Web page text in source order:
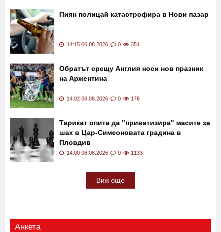
Пиян полицай катастрофира в Нови пазар
14:15 06.08.2026 0 351
Обратът срещу Англия носи нов празник
на Аржентина
14:02 06.08.2026 0 176
Тарикат опита да "приватизира" масите за
шах в Цар-Симеоновата градина в
Пловдив
14:00 06.08.2026 0 1133
Виж още
Анкета